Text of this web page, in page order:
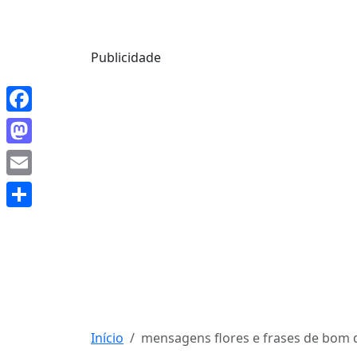
Publicidade
Início mensagens flores e frases de bom
Facebook
Mastodon
Email